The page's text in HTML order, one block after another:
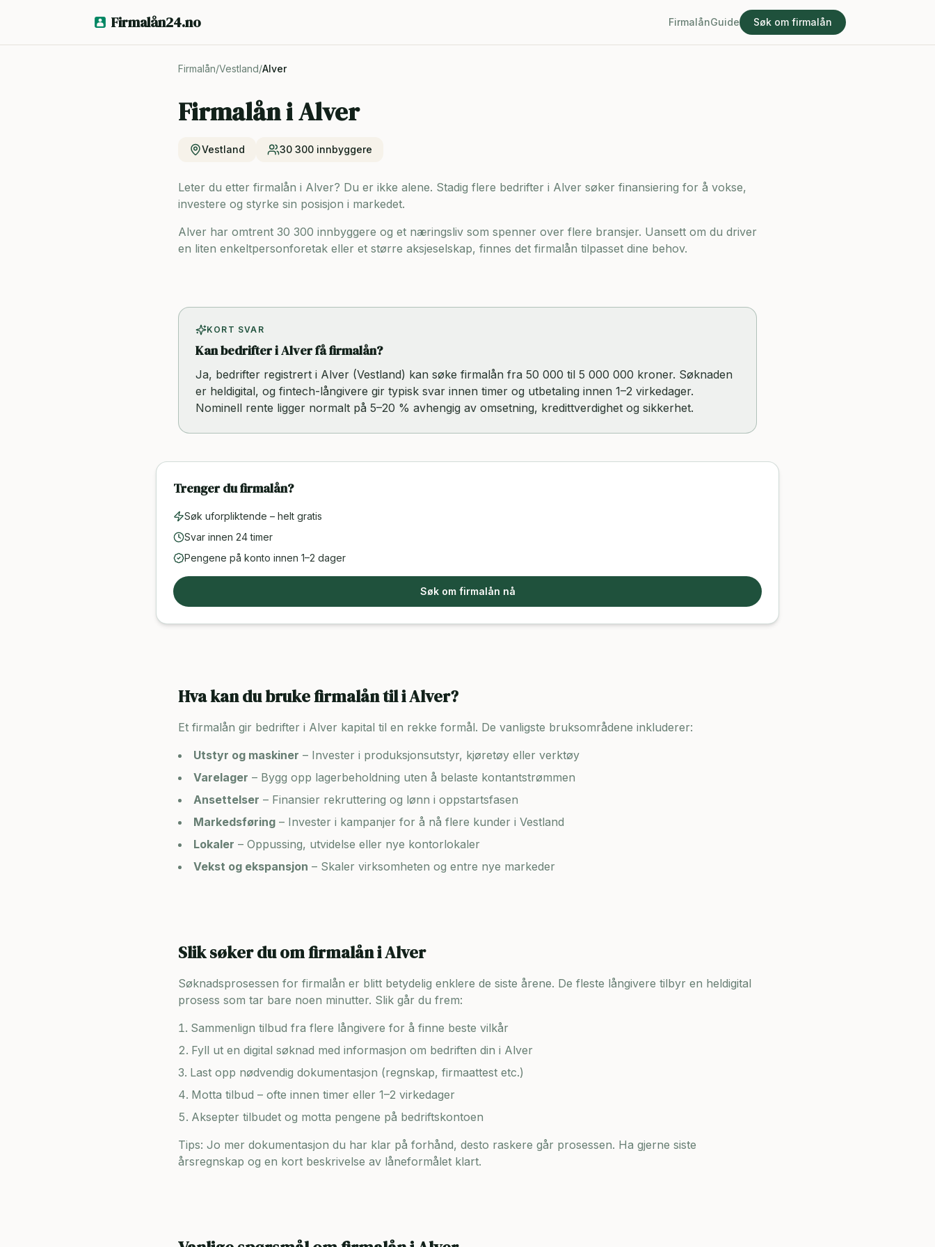
Firmalån24.no FirmalånGuide Søk om firmalån
Firmalån/Vestland/Alver
Firmalån iAlver
Vestland 30 300 innbyggere
Leter du etter firmalån i Alver? Du er ikke alene. Stadig flere bedrifter i Alver søker finansiering for å vokse,
investere og styrke sin posisjon i markedet.
Alver har omtrent 30 300 innbyggere og et næringsliv som spenner over flere bransjer. Uansett om du driver
en liten enkeltpersonforetak eller et større aksjeselskap, finnes det firmalån tilpasset dine behov.
KORT SVAR
Kan bedrifter i Alver få firmalån?
Ja, bedrifter registrert i Alver (Vestland) kan søke firmalån fra 50 000 til 5 000 000 kroner. Søknaden
er heldigital, og fintech-långivere gir typisk svar innen timer og utbetaling innen 1–2 virkedager.
Nominell rente ligger normalt på 5–20 % avhengig av omsetning, kredittverdighet og sikkerhet.
Trenger du firmalån?
Søk uforpliktende – helt gratis
Svar innen 24 timer
Pengene på konto innen 1–2 dager
Søk om firmalån nå
Hva kan du bruke firmalån til iAlver?
Et firmalån gir bedrifter i Alver kapital til en rekke formål. De vanligste bruksområdene inkluderer:
Utstyr og maskiner – Invester i produksjonsutstyr, kjøretøy eller verktøy
Varelager – Bygg opp lagerbeholdning uten å belaste kontantstrømmen
Ansettelser – Finansier rekruttering og lønn i oppstartsfasen
Markedsføring – Invester i kampanjer for å nå flere kunder i Vestland
Lokaler – Oppussing, utvidelse eller nye kontorlokaler
Vekst og ekspansjon – Skaler virksomheten og entre nye markeder
Slik søker du om firmalån iAlver
Søknadsprosessen for firmalån er blitt betydelig enklere de siste årene. De fleste långivere tilbyr en heldigital
prosess som tar bare noen minutter. Slik går du frem:
Sammenlign tilbud fra flere långivere for å finne beste vilkår
Fyll ut en digital søknad med informasjon om bedriften din i Alver
Last opp nødvendig dokumentasjon (regnskap, firmaattest etc.)
Motta tilbud – ofte innen timer eller 1–2 virkedager
Aksepter tilbudet og motta pengene på bedriftskontoen
Tips: Jo mer dokumentasjon du har klar på forhånd, desto raskere går prosessen. Ha gjerne siste
årsregnskap og en kort beskrivelse av låneformålet klart.